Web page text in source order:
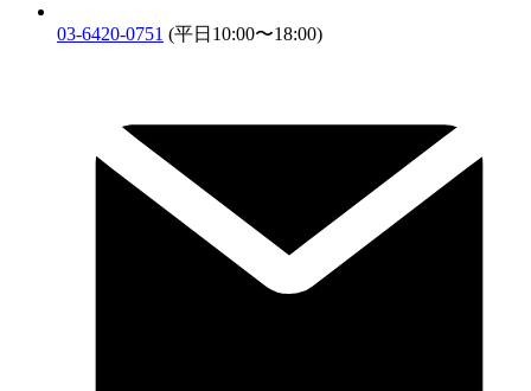
03-6420-0751 (平日10:00〜18:00)